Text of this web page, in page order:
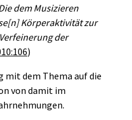
dem Musizieren
Körperaktivität zur
der
)
mit dem Thema auf die
von damit im